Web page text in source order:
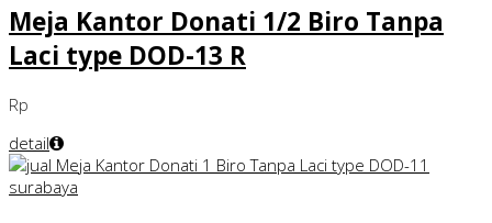
Meja Kantor Donati 1/2 Biro Tanpa
Laci type DOD-13 R
Rp
detail